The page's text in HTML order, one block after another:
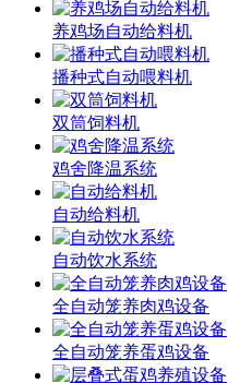
养鸡场自动给料机
播种式自动喂料机
双筒饲料机
鸡舍降温系统
自动给料机
自动饮水系统
全自动笼养肉鸡设备
全自动笼养蛋鸡设备